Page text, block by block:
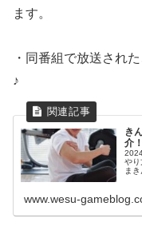
ます。
・同番組で放送され
♪
き
介！
やり
ま
www.wesu-